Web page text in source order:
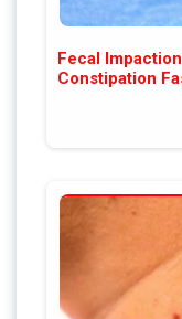
Fecal
Constipation